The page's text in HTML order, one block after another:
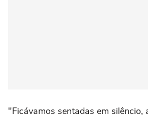
"Ficávamos sentadas em silêncio,